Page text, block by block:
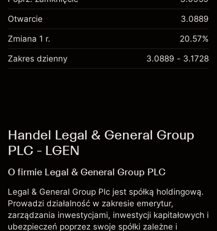
Otwarcie 3.0889
Zmiana 1 r. 20.57%
Zakres dzienny 3.0889 - 3.1728
Handel Legal & General Group
PLC - LGEN
O firmie Legal & General Group PLC
Legal & General Group Plc jest spółką holdingową.
Prowadzi działalność w zakresie emerytur,
zarządzania inwestycjami, inwestycji kapitałowych i
ubezpieczeń poprzez swoje spółki zależne i